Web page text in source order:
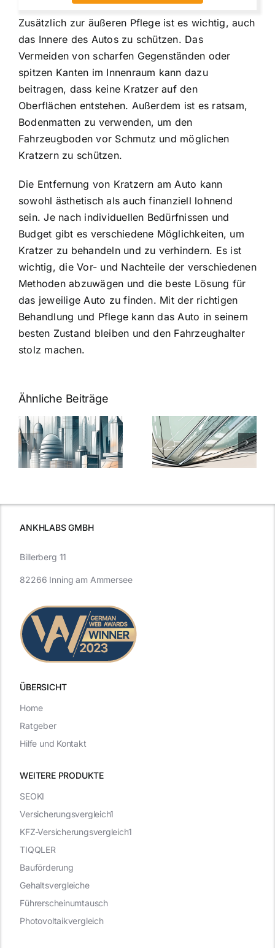
Zusätzlich zur äußeren Pflege ist es wichtig, auch
das Innere des Autos zu schützen. Das
Vermeiden von scharfen Gegenständen oder
spitzen Kanten im Innenraum kann dazu
beitragen, dass keine Kratzer auf den
Oberflächen entstehen. Außerdem ist es ratsam,
Bodenmatten zu verwenden, um den
Fahrzeugboden vor Schmutz und möglichen
Kratzern zu schützen.
Die Entfernung von Kratzern am Auto kann
sowohl ästhetisch als auch finanziell lohnend
sein. Je nach individuellen Bedürfnissen und
Budget gibt es verschiedene Möglichkeiten, um
Kratzer zu behandeln und zu verhindern. Es ist
wichtig, die Vor- und Nachteile der verschiedenen
Methoden abzuwägen und die beste Lösung für
das jeweilige Auto zu finden. Mit der richtigen
Behandlung und Pflege kann das Auto in seinem
besten Zustand bleiben und den Fahrzeughalter
stolz machen.
Ähnliche Beiträge
5 Gründe,
warum
Nanoversiegelung
auf Glas
7
Expertentipps
für maximale
ANKHLABS GMBH
ÜBERSICHT
WEITERE PRODUKTE
Billerberg 11
82266 Inning am Ammersee
SEOKI
Versicherungsvergleich1
KFZ-Versicherungsvergleich1
TIQQLER
Bauförderung
Gehaltsvergleiche
Führerscheinumtausch
Photovoltaikvergleich
Home
Ratgeber
Hilfe und Kontakt